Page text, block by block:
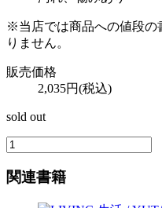
※当店では商品への値段の
りません。
販売価格
2,035円(税込)
sold out
関連書籍